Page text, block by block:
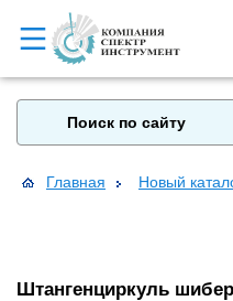
Главная Новый
Штангенциркуль